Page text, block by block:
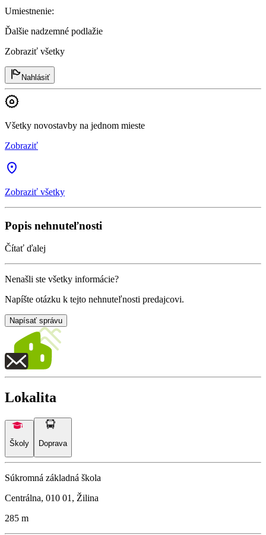
Umiestnenie:
Ďalšie nadzemné podlažie
Zobraziť všetky
Nahlásiť
Všetky novostavby na jednom mieste
Zobraziť
Zobraziť všetky
Popis nehnuteľnosti
Čítať ďalej
Nenašli ste všetky informácie?
Napíšte otázku k tejto nehnuteľnosti predajcovi.
Napísať správu
Lokalita
Školy Doprava
Súkromná základná škola
Centrálna, 010 01, Žilina
285 m